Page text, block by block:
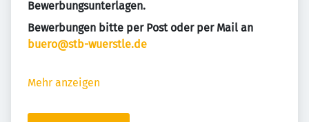
Bewerbungsunterlagen.
Bewerbungen bitte per Post oder per Mail an
buero@stb-wuerstle.de
Mehr anzeigen